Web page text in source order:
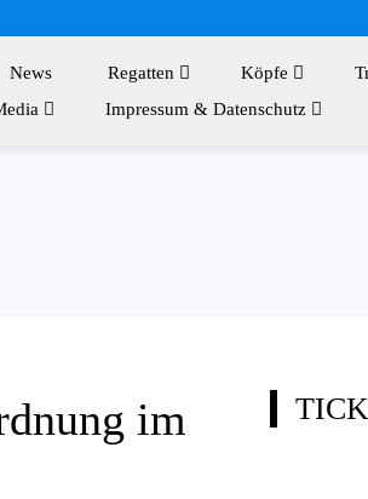
News Regatten Köpfe
Impressum & Datenschutz
im